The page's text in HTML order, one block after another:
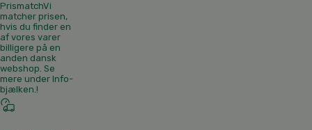
PrismatchVi
matcher prisen,
hvis du finder en
af vores varer
billigere på en
anden dansk
webshop. Se
mere under Info-
bjælken.!